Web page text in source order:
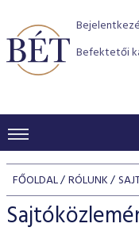
Befektetői
KERESKEDÉSI ADATOK
INDEXEK
BEFEKTETŐK
FŐOLDAL RÓLUNK